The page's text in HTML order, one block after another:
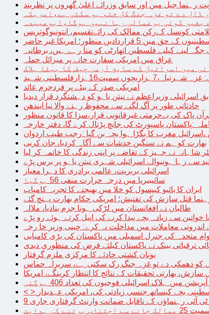
جیل میں اور سابق وزرائے اعلیٰ گھروں پر نظربند
ڈال دے تو غزہ جنگ کل ختم ہو سکتی ہے،امریکہ
بغیر کوئی یرغمالی رہا نہیں ہوگا،ابوعبیدہ
کونسل کےرکن ممالک کی رائےتقسیم، انتونیوگوتریس
قراردادیں منظور؛ امریکا غیر حاضر
لینے کیلیے فلسطین اتھارٹی کو منا رہے ہیں، برطانیہ
عراق میں امریکی سفارت خانے پر میزائل حملہ
میں اسرائیل کے سابق آرمی چیف کا بیٹا ہلاک
امریکی صدر کے بیٹے پر فردجرم عائد
اسرائیلی وزیراعظم نے نیتن یاہو کو دہشتگرد قرار دیدیا
حادثاتی طور پر آگ لگنے سے محفوظ رہنے والا نیا ایندھن
پاک کی بےحرمتی غیرقانونی قرار،سزا کا قانون منظور
:پاکستان پاسپورٹ کی جانچ پڑتال کرے گا، دفتر خارجہ
مغرب کا بگڑا ہوا بچہ بن گیا :رجب طیب اردوان
بھارت کو ہم نے سنگین خدشات سے آگاہ کردیا، جان کربی
سے رہا ہونیوالے اسرائیلی شہری نیتن یاہو پر برس پڑے
اسرائیلی بربریت، عالمی برادری کا دہرا معیار
سائیبیریا میں درجہ حرارت منفی 56 ہوگیا
ایران کا بائیو کیپسول کو خلا میں بھیجنے کا تجربہ کامیاب
قتل سازش کی تفتیش؛ امریکی حکام بھارت پہنچ گئے
طالبان نے افغانستان میں لڑکی ہونا جرم بنادیا، ملالہ
سے زیادہ بچے پیدا کرنے کی اپیل کرتے ہوئے رو پڑے
اندرونی معاملات میں مداخلت نہ کرے: چینی وزیر خا رجہ
متحدہ کی جنرل اسمبلی میں پاکستان کی بڑی کامیابی
ترقیاتی بینک نے پاکستان کیلئے قرض کی منظوری دیدی
یونان کشتی حادثے کا مرکزی ملزم گرفتار
کو دھمکی دے تو غزہ جنگ رک سکتی ہے، سربراہ حماس
بھارتی تحقیقات کے نتائج کا انتظار کرینگے، امریکا
میں ہلاک اسرائیلی فوجیوں کی تعداد 406 ہوگئی
بچے کیساتھ جنسی زیادتی کی، امریکی عہدیدار
کی ہدایت